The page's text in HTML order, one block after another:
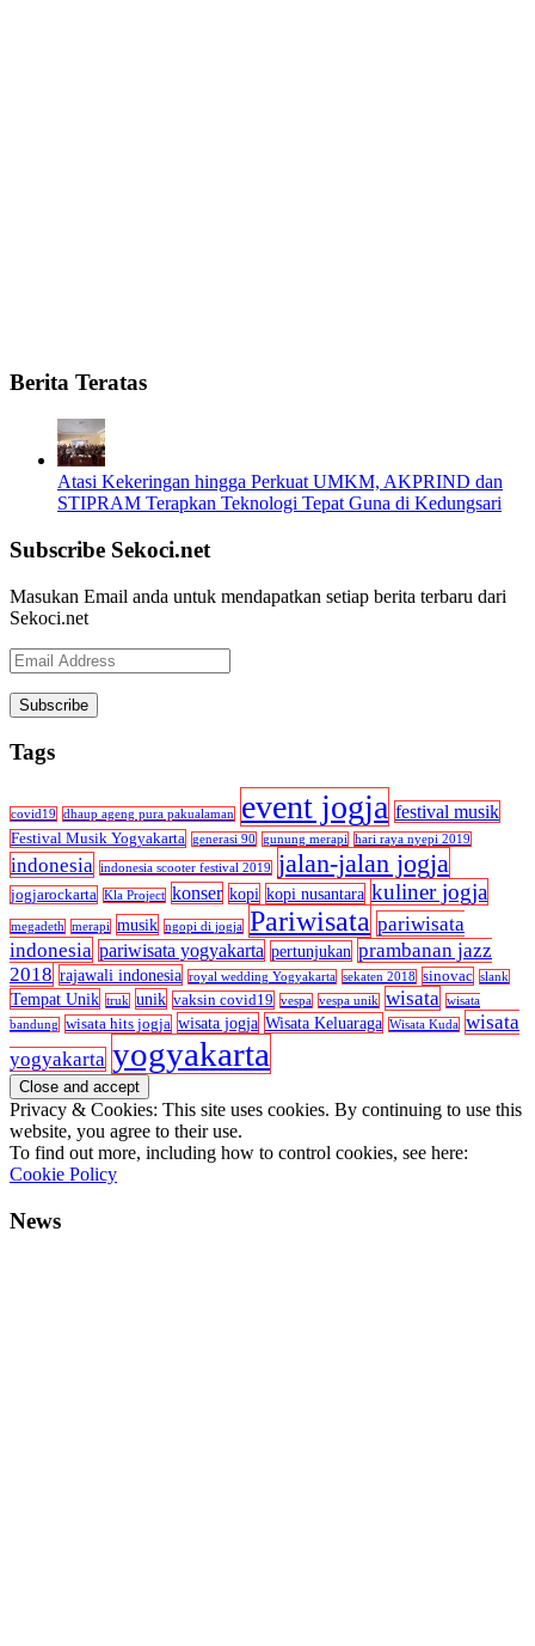
Berita Teratas
Atasi Kekeringan hingga Perkuat UMKM, AKPRIND dan
STIPRAM Terapkan Teknologi Tepat Guna di Kedungsari
Subscribe Sekoci.net
Masukan Email anda untuk mendapatkan setiap berita terbaru dari
Sekoci.net
Email
Address
Tags
covid19 dhaup ageng pura pakualaman event jogja festival musik
Festival Musik Yogyakarta generasi 90 gunung merapi hari raya nyepi 2019
indonesia indonesia scooter festival 2019 jalan-jalan jogja
jogjarockarta Kla Project konser kopi kopi nusantara kuliner jogja
megadeth merapi musik ngopi di jogja Pariwisata pariwisata
indonesia pariwisata yogyakarta pertunjukan prambanan jazz
2018 rajawali indonesia royal wedding Yogyakarta sekaten 2018 sinovac slank
Tempat Unik truk unik vaksin covid19 vespa vespa unik wisata wisata
bandung
wisata hits jogja wisata jogja Wisata Keluaraga Wisata Kuda wisata
yogyakarta yogyakarta
Privacy & Cookies: This site uses cookies. By continuing to use this
website, you agree to their use.
To find out more, including how to control cookies, see here:
Cookie Policy
News